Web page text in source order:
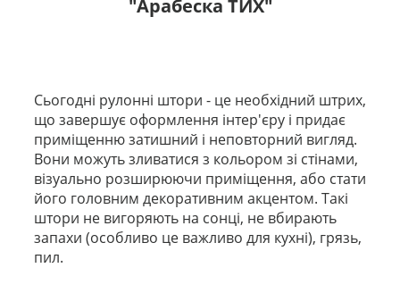
"Арабеска ТИХ"
Сьогодні рулонні штори - це необхідний штрих,
що завершує оформлення інтер'єру і придає
приміщенню затишний і неповторний вигляд.
Вони можуть зливатися з кольором зі стінами,
візуально розширюючи приміщення, або стати
його головним декоративним акцентом. Такі
штори не вигоряють на сонці, не вбирають
запахи (особливо це важливо для кухні), грязь,
пил.